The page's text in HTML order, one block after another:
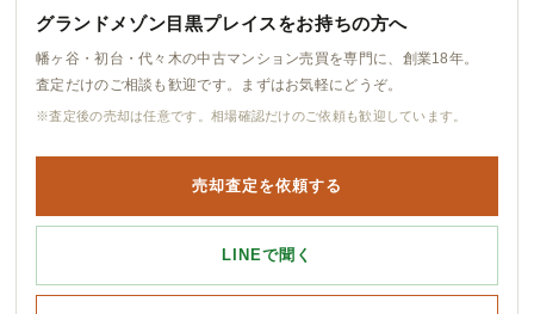
グランドメゾン目黒プレイスをお持ちの方へ
幡ヶ谷・初台・代々木の中古マンション売買を専門に、創業18年。
査定だけのご相談も歓迎です。まずはお気軽にどうぞ。
※査定後の売却は任意です。相場確認だけのご依頼も歓迎しています。
売却査定を依頼する
LINEで聞く